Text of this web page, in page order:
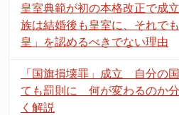
皇室典範が初の本格改正で成
族は結婚後も皇室に、それで
皇」を認めるべきでない理由
「国旗損壊罪」成立 自分の
ても罰則に 何が変わるのか
く解説